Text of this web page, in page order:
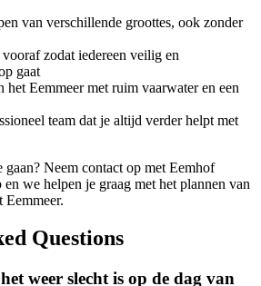
van verschillende groottes, ook zonder
zodat iedereen veilig en
gaat
het Eemmeer met ruim vaarwater en een
team dat je altijd verder helpt met
Neem contact op met Eemhof
we helpen je graag met het plannen van
Eemmeer.
Questions
weer slecht is op de dag van